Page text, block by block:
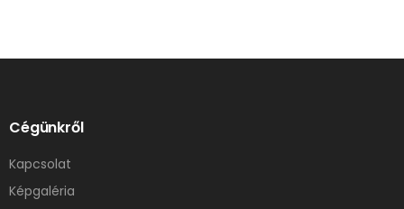
Cégünkről
Kapcsolat
Képgaléria